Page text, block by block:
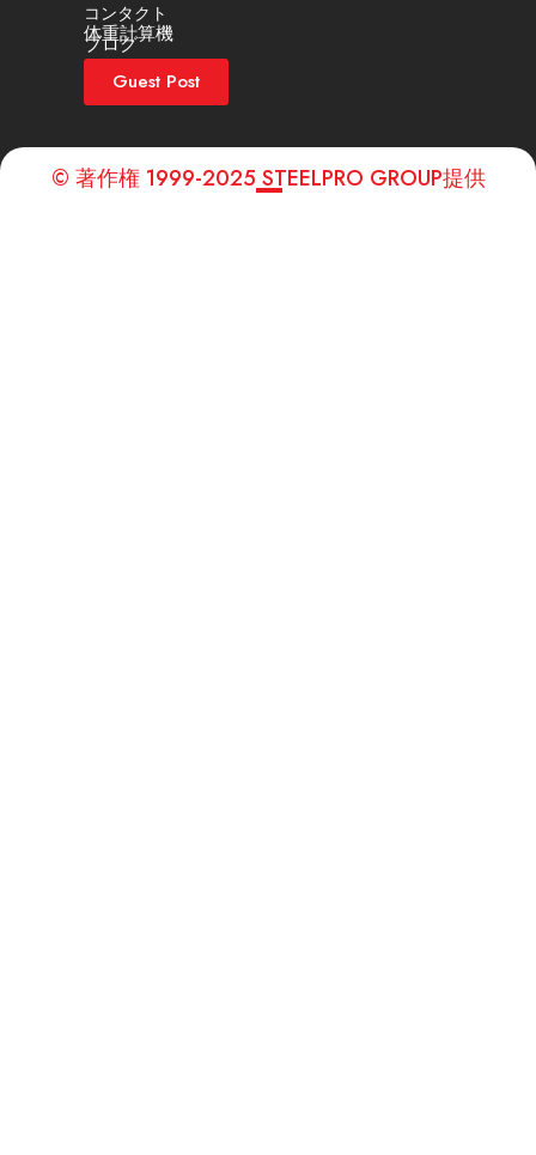
コンタクト
体重計算機
ブログ
Guest Post
© 著作権 1999-2025 STEELPRO GROUP提供